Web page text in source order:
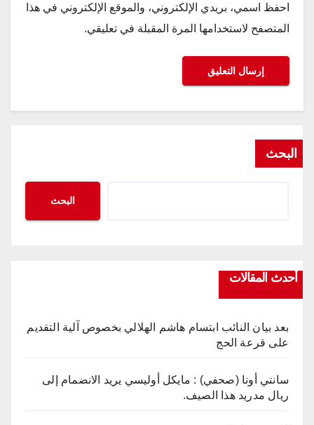
احفظ اسمي، بريدي الإلكتروني، والموقع الإلكتروني في هذا
المتصفح لاستخدامها المرة المقبلة في تعليقي.
البحث
البحث
أحدث المقالات
بعد بيان النائب ابتسام هاشم الهلالي بخصوص آلية التقديم
على قرعة الحج
سانتي أونا (صحفي) : مايكل أوليسي يريد الانضمام إلى
ريال مدريد هذا الصيف.